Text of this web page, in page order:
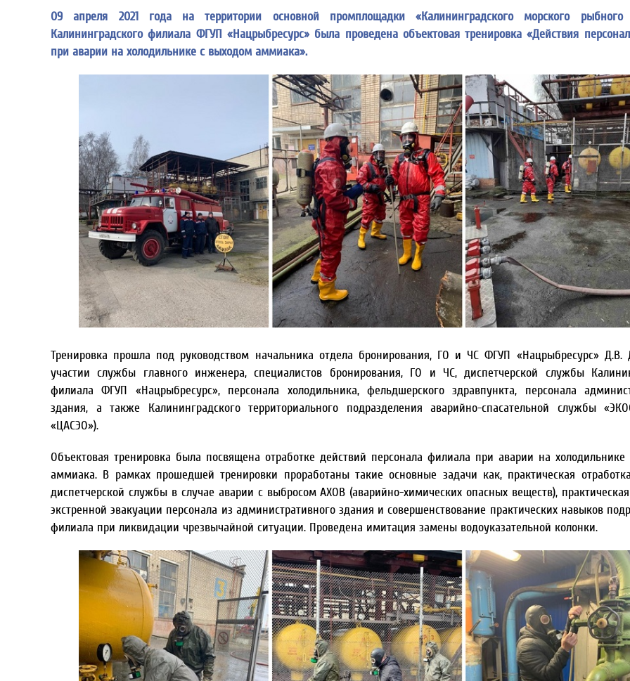
09 апреля 2021 года на территории основной промплощадки «Калининградского морского
Калининградского филиала ФГУП «Нацрыбресурс» была проведена объектовая тренировка «Действия
при аварии на холодильнике с выходом аммиака».
Тренировка прошла под руководством начальника отдела бронирования, ГО и ЧС ФГУП «Нацрыбресурс» Д.В.
участии службы главного инженера, специалистов бронирования, ГО и ЧС, диспетчерской службы
филиала ФГУП «Нацрыбресурс», персонала холодильника, фельдшерского здравпункта, персонала
здания, а также Калининградского территориального подразделения аварийно-спасательной службы
«ЦАСЭО»).
Объектовая тренировка была посвящена отработке действий персонала филиала при аварии на
аммиака. В рамках прошедшей тренировки проработаны такие основные задачи как, практическая
диспетчерской службы в случае аварии с выбросом АХОВ (аварийно-химических опасных веществ),
экстренной эвакуации персонала из административного здания и совершенствование практических навыков
филиала при ликвидации чрезвычайной ситуации. Проведена имитация замены водоуказательной колонки.